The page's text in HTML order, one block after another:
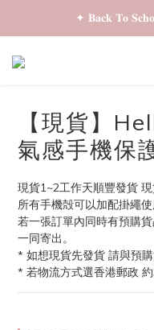
✦ 𝐁𝐚𝐜𝐤 𝐓𝐨
✦ 𝐁𝐚𝐜𝐤 𝐓𝐨
✦ 全店購物滿
【現貨】
氣感手機保
現貨1~2工作天順豐發貨 現
所有手機殻可以加配掛繩使
若一張訂單內同時有預購
一同寄出。
* 如想現貨先發貨 請與預購
* 若物流方式選香港郵政 約